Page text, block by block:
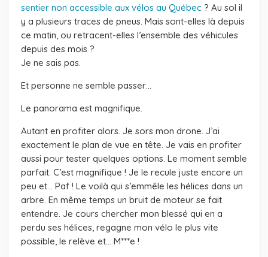
sentier non accessible aux vélos au Québec ? Au sol il
y a plusieurs traces de pneus. Mais sont-elles là depuis
ce matin, ou retracent-elles l’ensemble des véhicules
depuis des mois ?
Je ne sais pas.
Et personne ne semble passer…
Le panorama est magnifique.
Autant en profiter alors. Je sors mon drone. J’ai
exactement le plan de vue en tête. Je vais en profiter
aussi pour tester quelques options. Le moment semble
parfait. C’est magnifique ! Je le recule juste encore un
peu et… Paf ! Le voilà qui s’emmêle les hélices dans un
arbre. En même temps un bruit de moteur se fait
entendre. Je cours chercher mon blessé qui en a
perdu ses hélices, regagne mon vélo le plus vite
possible, le relève et… M***e !